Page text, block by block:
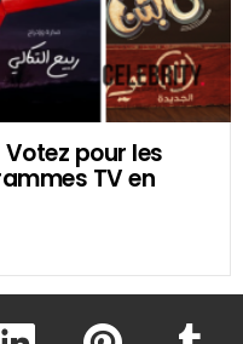
pour les
TV en
linkedin pinterest